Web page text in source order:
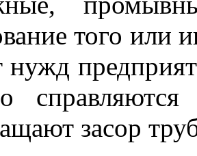
того или
нужд
засор